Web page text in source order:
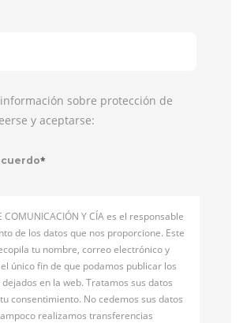
sobre protección de
y aceptarse:
*
COMUNICACIÓN Y CÍA es el responsable
de los datos que nos proporcione. Este
tu nombre, correo electrónico y
único fin de que podamos publicar los
en la web. Tratamos sus datos
consentimiento. No cedemos sus datos
realizamos transferencias